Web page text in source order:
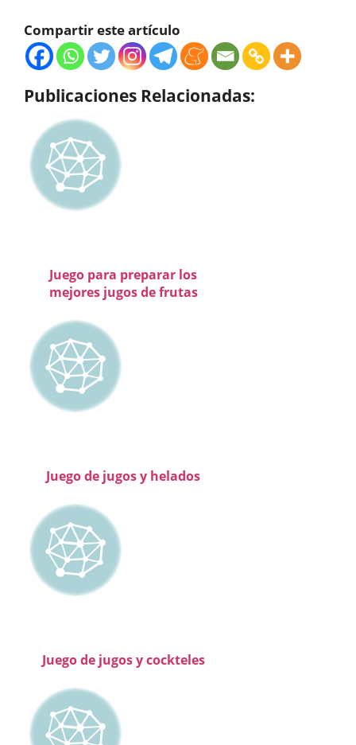
Compartir este artículo
Publicaciones Relacionadas:
Juego para preparar los
mejores jugos de frutas
Juego de jugos y helados
Juego de jugos y cockteles